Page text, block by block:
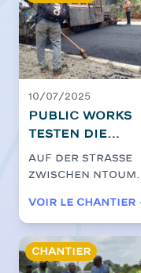
10/07/2025
Public Works
testen die
Solidität der
zukünftigen
Ntoum-
Cocobeach
Website
Auf der Straße
zwischen Ntoum
paar Blocks von
der Hauptstadt
Voir le chantier
Chantier